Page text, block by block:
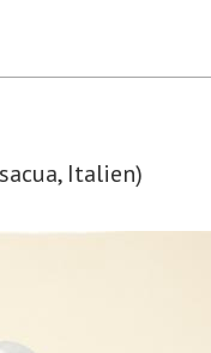
Italien)